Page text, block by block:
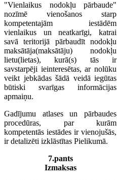
"Vienlaikus nodokļu pārbaude"
nozīmē vienošanos starp
kompetentajām iestādēm
vienlaikus un neatkarīgi, katrai
savā teritorijā pārbaudīt nodokļu
maksātāja(maksātāju) nodokļu
lietu(lietas), kurā(s) tās ir
savstarpēji ieinteresētas, ar nolūku
veikt jebkādas šādā veidā iegūtas
būtiski svarīgas informācijas
apmaiņu.
Gadījumu atlases un pārbaudes
procedūras, par kurām
kompetentās iestādes ir vienojušās,
ir detalizēti izklāstītas Pielikumā.
7.pants
Izmaksas